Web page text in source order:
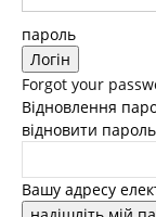
пароль
Forgot your
Відновлення
відновити пароль
Вашу адресу